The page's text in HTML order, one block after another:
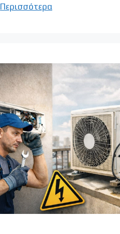
Περισσότερα